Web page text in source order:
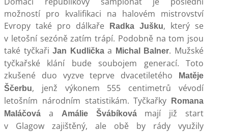
možností pro kvalifikaci na halovém mistrovství
Evropy také pro dálkaře
Radka Jušku, který se
v letošní sezóně zatím trápí. Podobně na tom jsou
také tyčkařiJan Kudličkaa Michal Balner. Mužské
tyčkařské klání bude soubojem generací. Toto
zkušené duo vyzve teprve dvacetiletého
Matěje
Ščerbu, jenž výkonem 555 centimetrů vévodí
letošním národním statistikám. Tyčkařky
Romana
Maláčová
a Amálie Švábíkovámají již start
v Glagow zajištěný, ale obě by rády využily